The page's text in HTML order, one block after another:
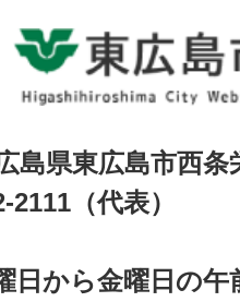
島県東広島市西
（代表）
日から金曜日の午